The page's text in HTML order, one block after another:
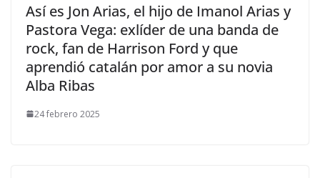
​Así es Jon Arias, el hijo de Imanol Arias y
Pastora Vega: exlíder de una banda de
rock, fan de Harrison Ford y que
aprendió catalán por amor a su novia
Alba Ribas
24 febrero 2025